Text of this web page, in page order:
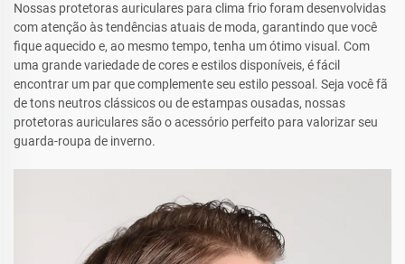
Nossas protetoras auriculares para clima frio foram desenvolvidas
com atenção às tendências atuais de moda, garantindo que você
fique aquecido e, ao mesmo tempo, tenha um ótimo visual. Com
uma grande variedade de cores e estilos disponíveis, é fácil
encontrar um par que complemente seu estilo pessoal. Seja você fã
de tons neutros clássicos ou de estampas ousadas, nossas
protetoras auriculares são o acessório perfeito para valorizar seu
guarda-roupa de inverno.